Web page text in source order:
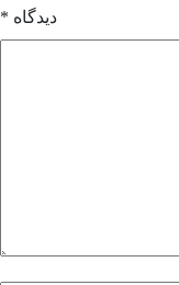
دیدگاه*